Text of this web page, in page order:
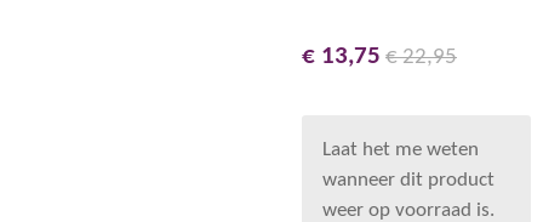
€ 13,75 € 22,95
Laat het me weten
wanneer dit product
weer op voorraad is.